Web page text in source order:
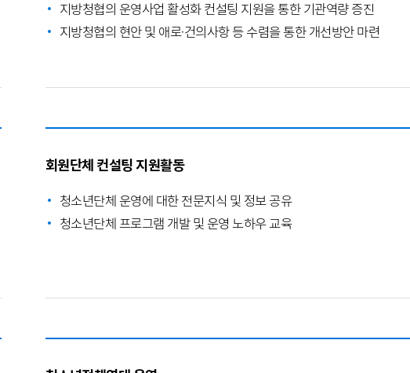
지방청협의 운영사업 활성화 컨설팅 지원을 통한 기관역량 증진
지방청협의 현안 및 애로·건의사항 등 수렴을 통한 개선방안 마련
회원단체 컨설팅 지원활동
청소년단체 운영에 대한 전문지식 및 정보 공유
청소년단체 프로그램 개발 및 운영 노하우 교육